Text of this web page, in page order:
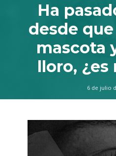
Ha
desde
mascota
lloro, ¿es
6 de julio